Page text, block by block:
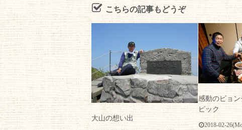
こちらの記事もどうぞ
0
大山の想い出
感動のピョ
ピック
2018-02-